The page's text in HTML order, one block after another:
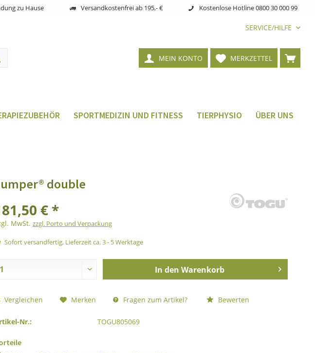
zu Hause Versandkostenfrei ab 195,- € Kostenlose Hotline 0800 30 000 99
SERVICE/HILFE
MERKZETTEL
MEIN KONTO
SPORTMEDIZIN UND FITNESS TIERPHYSIO ÜBER UNS
double
€ *
MwSt. zzgl. Porto und Verpackung
Sofort versandfertig, Lieferzeit ca. 3 - 5 Werktage
In den Warenkorb
Vergleichen Merken Fragen zum Artikel? Bewerten
Nr.: TOGU805069